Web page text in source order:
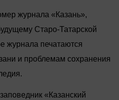
журнала «Казань»,
Старо-Татарской
журнала печатаются
и проблемам сохранения
«Казанский